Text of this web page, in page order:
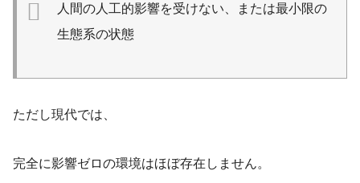
人間の人工的影響を受けない、または最小限の
生態系の状態
ただし現代では、
完全に影響ゼロの環境はほぼ存在しません。